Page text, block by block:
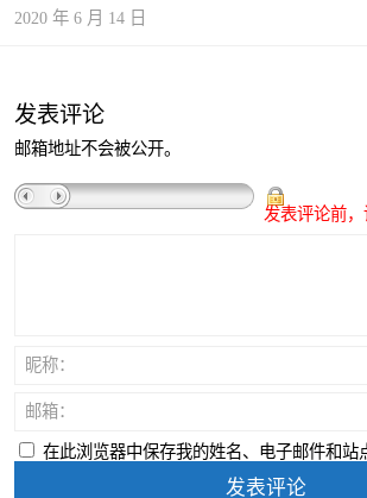
2020 年 6 月 14 日
发表评论
邮箱地址不会被公开。
发表评论前
昵称：
邮箱：
在此浏览器中保存我的姓名、电子邮件和站